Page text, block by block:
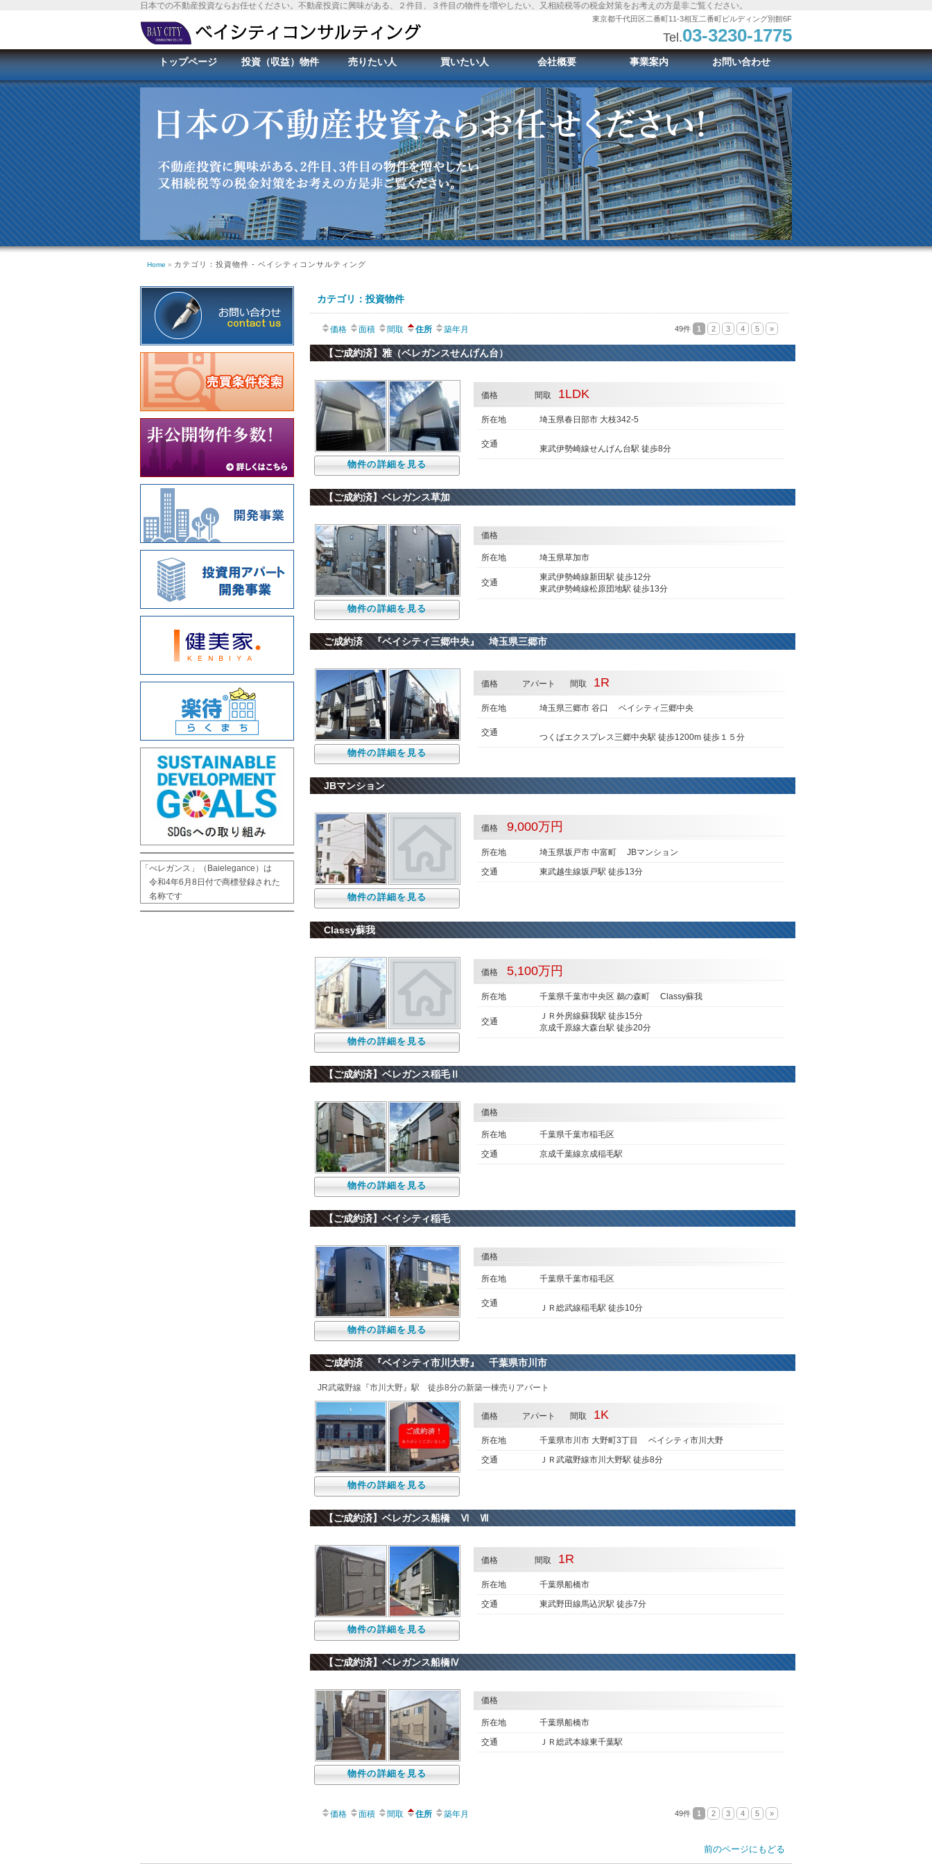
日本での不動産投資ならお任せください。不動産投資に興味がある、２件目、３件目の物件を増やしたい、又相続税等の税金対策をお考えの方是非ご覧ください。
東京都千代田区二番町11-3相互二番町ビルディング別館6F
Tel.03-3230-1775
トップページ 投資（収益）物件 売りたい人 買いたい人 会社概要 事業案内 お問い合わせ
Home » カテゴリ：投資物件 - ベイシティコンサルティング
カテゴリ：投資物件
価格 面積 間取 住所 築年月 49件 1 2 3 4 5 »
【ご成約済】雅（ベレガンスせんげん台）
物件の詳細を見る
価格 間取 1LDK
所在地 埼玉県春日部市 大枝342-5
交通 東武伊勢崎線せんげん台駅 徒歩8分
【ご成約済】ベレガンス草加
物件の詳細を見る
価格
所在地 埼玉県草加市
交通
東武伊勢崎線新田駅 徒歩12分
東武伊勢崎線松原団地駅 徒歩13分
ご成約済 『ベイシティ三郷中央』 埼玉県三郷市
物件の詳細を見る
価格 アパート 間取 1R
所在地 埼玉県三郷市 谷口 ベイシティ三郷中央
交通 つくばエクスプレス三郷中央駅 徒歩1200m 徒歩１５分
JBマンション
物件の詳細を見る
価格 9,000万円
所在地
埼玉県坂戸市 中富町 JBマンション
交通
東武越生線坂戸駅 徒歩13分
Classy蘇我
物件の詳細を見る
価格 5,100万円
所在地 千葉県千葉市中央区 鵜の森町 Classy蘇我
交通
ＪＲ外房線蘇我駅 徒歩15分
京成千原線大森台駅 徒歩20分
【ご成約済】ベレガンス稲毛Ⅱ
物件の詳細を見る
価格
所在地
千葉県千葉市稲毛区
交通
京成千葉線京成稲毛駅
【ご成約済】ベイシティ稲毛
物件の詳細を見る
価格
所在地 千葉県千葉市稲毛区
交通 ＪＲ総武線稲毛駅 徒歩10分
ご成約済 『ベイシティ市川大野』 千葉県市川市
JR武蔵野線『市川大野』駅 徒歩8分の新築一棟売りアパート
物件の詳細を見る
価格 アパート 間取 1K
所在地
千葉県市川市 大野町3丁目 ベイシティ市川大野
交通
ＪＲ武蔵野線市川大野駅 徒歩8分
【ご成約済】ベレガンス船橋 Ⅵ Ⅶ
物件の詳細を見る
価格 間取 1R
所在地
千葉県船橋市
交通
東武野田線馬込沢駅 徒歩7分
【ご成約済】ベレガンス船橋Ⅳ
物件の詳細を見る
価格
所在地
千葉県船橋市
交通
ＪＲ総武本線東千葉駅
価格 面積 間取 住所 築年月 49件 1 2 3 4 5 »
前のページにもどる
「べレガンス」（Baielegance）は
令和4年6月8日付で商標登録された
名称です